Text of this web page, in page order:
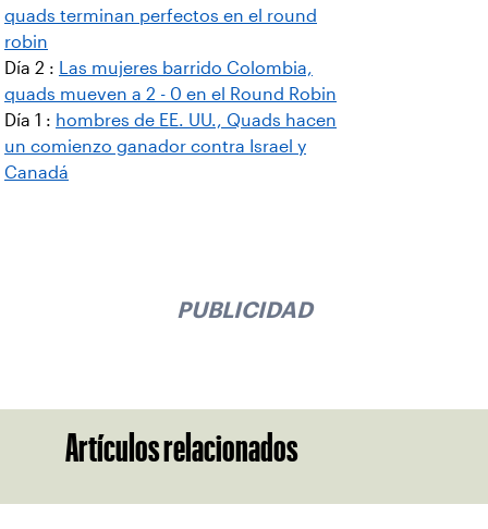
quads terminan perfectos en el round
robin
Día 2 :
Las mujeres barrido Colombia,
quads mueven a 2 - 0 en el Round Robin
Día 1 : hombres de EE. UU., Quads hacen
un comienzo ganador contra Israel y
Canadá
PUBLICIDAD
Artículos relacionados